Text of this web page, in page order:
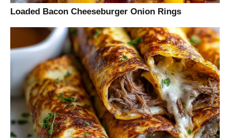
Loaded Bacon Cheeseburger Onion Rings